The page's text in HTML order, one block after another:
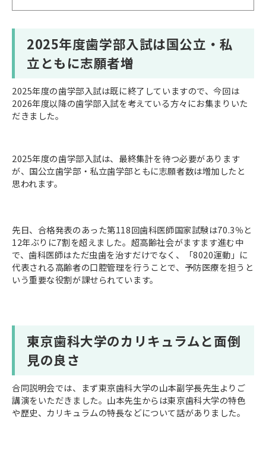
2025年度歯学部入試は国公立・私
立ともに志願者増
2025年度の歯学部入試は既に終了していますので、今回は
2026年度以降の歯学部入試を考えている方々にお集まりいた
だきました。
2025年度の歯学部入試は、最終集計を待つ必要があります
が、国公立歯学部・私立歯学部ともに志願者数は増加したと
思われます。
先日、合格発表のあった第118回歯科医師国家試験は70.3％と
12年ぶりに7割を超えました。超高齢社会がますます進む中
で、歯科医師はただ虫歯を治すだけでなく、「8020運動」に
代表される高齢者の口腔管理を行うことで、予防医療を担うと
いう重要な役割が課せられています。
東京歯科大学のカリキュラムと面倒
見の良さ
合同説明会では、まず東京歯科大学の山本副学長先生よりご
講演をいただきました。山本先生からは東京歯科大学の特色
や歴史、カリキュラムの特長などについて話がありました。